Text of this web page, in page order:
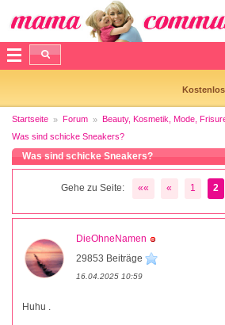
Startseite Forum
Beauty, Kosmetik, Mode,
Was sind schicke Sneakers?
Was sind schicke Sneakers?
Gehe zu Seite: «« « 1 2
DieOhneNamen
29853 Beiträge
16.04.2025 10:59
Huhu .